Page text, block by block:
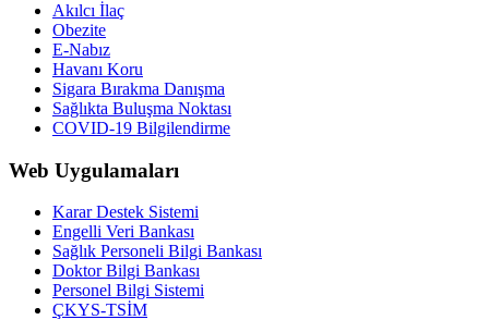
Akılcı İlaç
Obezite
E-Nabız
Havanı Koru
Sigara Bırakma Danışma
Sağlıkta Buluşma Noktası
COVID-19 Bilgilendirme
Web Uygulamaları
Karar Destek Sistemi
Engelli Veri Bankası
Sağlık Personeli Bilgi Bankası
Doktor Bilgi Bankası
Personel Bilgi Sistemi
ÇKYS-TSİM